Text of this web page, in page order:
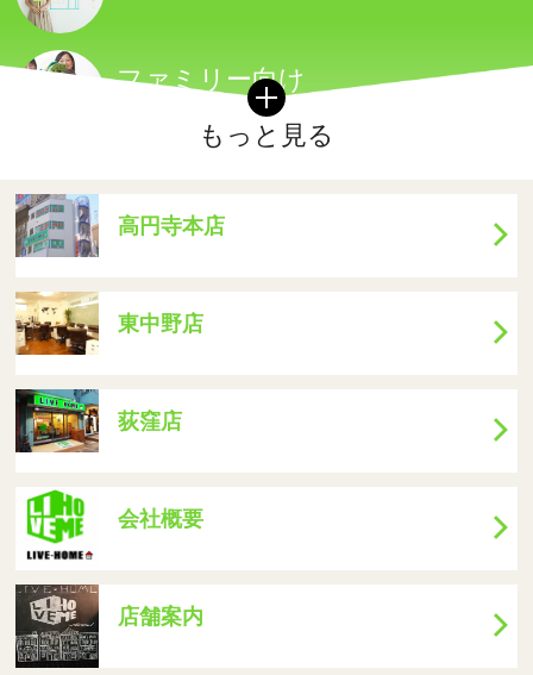
ファミリー向け
もっと見る
高円寺本店
東中野店
荻窪店
会社概要
店舗案内